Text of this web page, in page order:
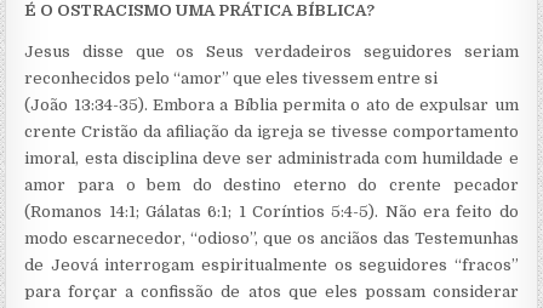
É O OSTRACISMO UMA PRÁTICA BÍBLICA?
Jesus disse que os Seus verdadeiros seguidores seriam
reconhecidos pelo “amor” que eles tivessem entre si
(João 13:34-35). Embora a Bíblia permita o ato de expulsar um
crente Cristão da afiliação da igreja se tivesse comportamento
imoral, esta disciplina deve ser administrada com humildade e
amor para o bem do destino eterno do crente pecador
(Romanos 14:1; Gálatas 6:1; 1 Coríntios 5:4-5). Não era feito do
modo escarnecedor, “odioso”, que os anciãos das Testemunhas
de Jeová interrogam espiritualmente os seguidores “fracos”
para forçar a confissão de atos que eles possam considerar